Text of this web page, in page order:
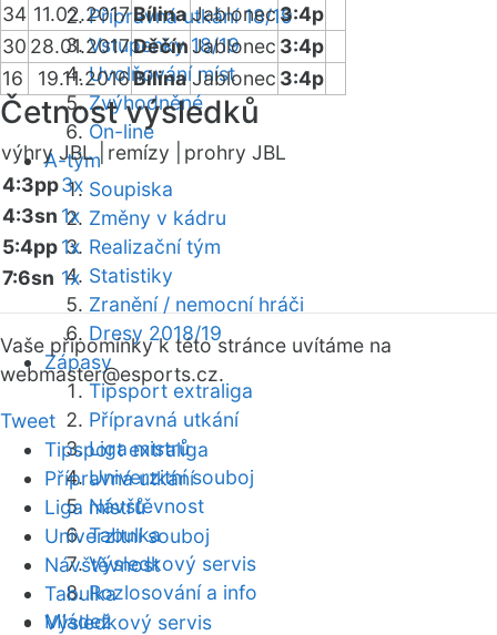
Přípravná utkání 18/19
Vstupenky 18/19
Uvolňování míst
Zvýhodněné
On-line
A-tým
Soupiska
Změny v kádru
Realizační tým
Statistiky
Zranění / nemocní hráči
Dresy 2018/19
Zápasy
Tipsport extraliga
Přípravná utkání
Liga mistrů
Univerzitní souboj
Návštěvnost
Tabulka
Výsledkový servis
Rozlosování a info
Mládež
34 11.02.2017Bílina Jablonec3:4p
30 28.01.2017DěčínJablonec 3:4p
16
19.11.2016Bílina Jablonec 3:4p
Četnost výsledků
výhry JBL | remízy |
prohry JBL
4:3pp3x
4:3sn 1x
5:4pp1x
7:6sn 1x
Vaše připomínky k této stránce uvítáme na
webmaster@esports.cz.
Tweet
Tipsport extraliga
Přípravná utkání
Liga mistrů
Univerzitní souboj
Návštěvnost
Tabulka
Výsledkový servis